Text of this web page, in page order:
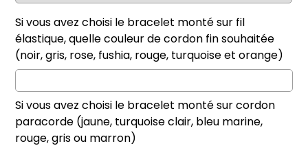
Si vous avez choisi le bracelet monté sur fil
élastique, quelle couleur de cordon fin souhaitée
(noir, gris, rose, fushia, rouge, turquoise et orange)
Si vous avez choisi le bracelet monté sur cordon
paracorde (jaune, turquoise clair, bleu marine,
rouge, gris ou marron)